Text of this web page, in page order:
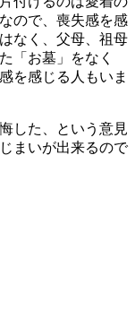
ので、喪失感を感
なく、父母、祖母
「お墓」をなく
を感じる人もいま
した、という意見
まいが出来るので